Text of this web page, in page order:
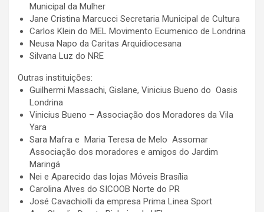
Municipal da Mulher
Jane Cristina Marcucci Secretaria Municipal de Cultura
Carlos Klein do MEL Movimento Ecumenico de Londrina
Neusa Napo da Caritas Arquidiocesana
Silvana Luz do NRE
Outras instituições:
Guilhermi Massachi, Gislane, Vinicius Bueno do Oasis
Londrina
Vinicius Bueno – Associação dos Moradores da Vila
Yara
Sara Mafra e Maria Teresa de Melo Assomar
Associação dos moradores e amigos do Jardim
Maringá
Nei e Aparecido das lojas Móveis Brasília
Carolina Alves do SICOOB Norte do PR
José Cavachiolli da empresa Prima Linea Sport